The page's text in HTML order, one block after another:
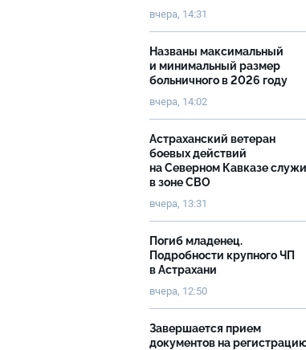
вчера, 14:31
Названы максимальный
и минимальный размер
больничного в 2026 году
вчера, 14:02
Астраханский ветеран
боевых действий
на Северном Кавказе
в зоне СВО
вчера, 13:31
Погиб младенец.
Подробности крупного ЧП
в Астрахани
вчера, 12:50
Завершается прием
документов на